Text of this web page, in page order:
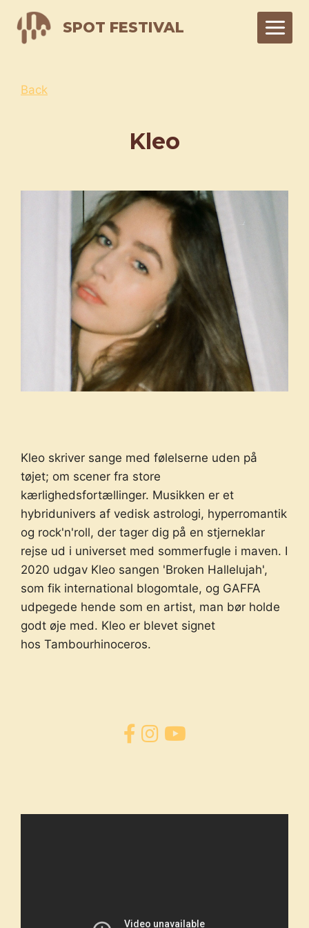
content
SPOT FESTIVAL
Back
Kleo
Kleo skriver sange med følelserne uden på
tøjet; om scener fra store
kærlighedsfortællinger. Musikken er et
hybridunivers af vedisk astrologi, hyperromantik
og rock'n'roll, der tager dig på en stjerneklar
rejse ud i universet med sommerfugle i maven. I
2020 udgav Kleo sangen 'Broken Hallelujah',
som fik international blogomtale, og GAFFA
udpegede hende som en artist, man bør holde
godt øje med. Kleo er blevet signet
hos Tambourhinoceros.